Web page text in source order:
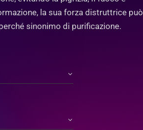
la sua forza distruttrice può
sinonimo di purificazione.